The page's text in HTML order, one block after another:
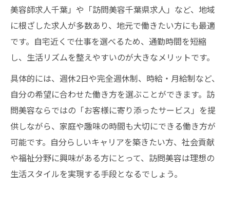
美容師求人千葉」や「訪問美容千葉県求人」など、地域
に根ざした求人が多数あり、地元で働きたい方にも最適
です。自宅近くで仕事を選べるため、通勤時間を短縮
し、生活リズムを整えやすいのが大きなメリットです。
具体的には、週休2日や完全週休制、時給・月給制など、
自分の希望に合わせた働き方を選ぶことができます。訪
問美容ならではの「お客様に寄り添ったサービス」を提
供しながら、家庭や趣味の時間も大切にできる働き方が
可能です。自分らしいキャリアを築きたい方、社会貢献
や福祉分野に興味がある方にとって、訪問美容は理想の
生活スタイルを実現する手段となるでしょう。